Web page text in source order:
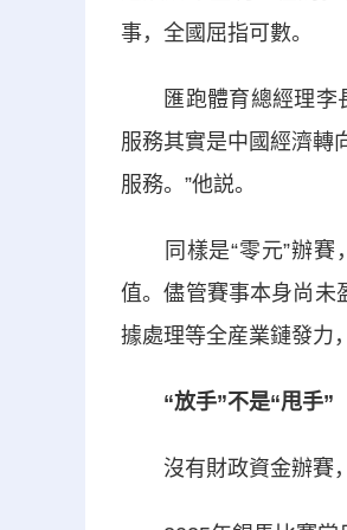
事，全國屈指可數。
匯跑體育總經理李長
服務其實是中國經濟轉
服務。”他説。
同樣是“零元”辦賽
值。儘管賽事本身尚未
據處理等全産業鏈發力
“放手”不是“甩手”
沒有財政資金辦賽，